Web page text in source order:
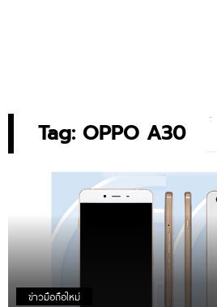
Tag: OPPO A30
ข่าวมือถือใหม่